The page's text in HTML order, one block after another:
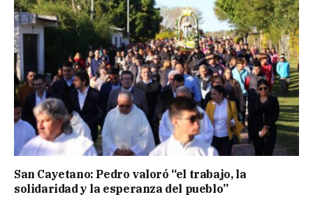
San Cayetano: Pedro valoró “el trabajo, la
solidaridad y la esperanza del pueblo”